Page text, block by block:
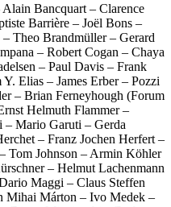
Bancquart – Clarence
Barrière – Joël Bons –
Theo Brandmüller – Gerard
– Robert Cogan – Chaya
– Paul Davis – Frank
Elias – James Erber – Pozzi
– Brian Ferneyhough (Forum
Helmuth Flammer –
– Mario Garuti – Gerda
– Franz Jochen Herfert –
Tom Johnson – Armin Köhler
– Helmut Lachenmann
Maggi – Claus Steffen
Mihai Márton – Ivo Medek –